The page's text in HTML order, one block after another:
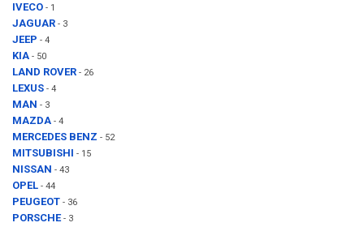
IVECO - 1
JAGUAR - 3
JEEP - 4
KIA - 50
LAND ROVER - 26
LEXUS - 4
MAN - 3
MAZDA - 4
MERCEDES BENZ - 52
MITSUBISHI - 15
NISSAN - 43
OPEL - 44
PEUGEOT - 36
PORSCHE - 3